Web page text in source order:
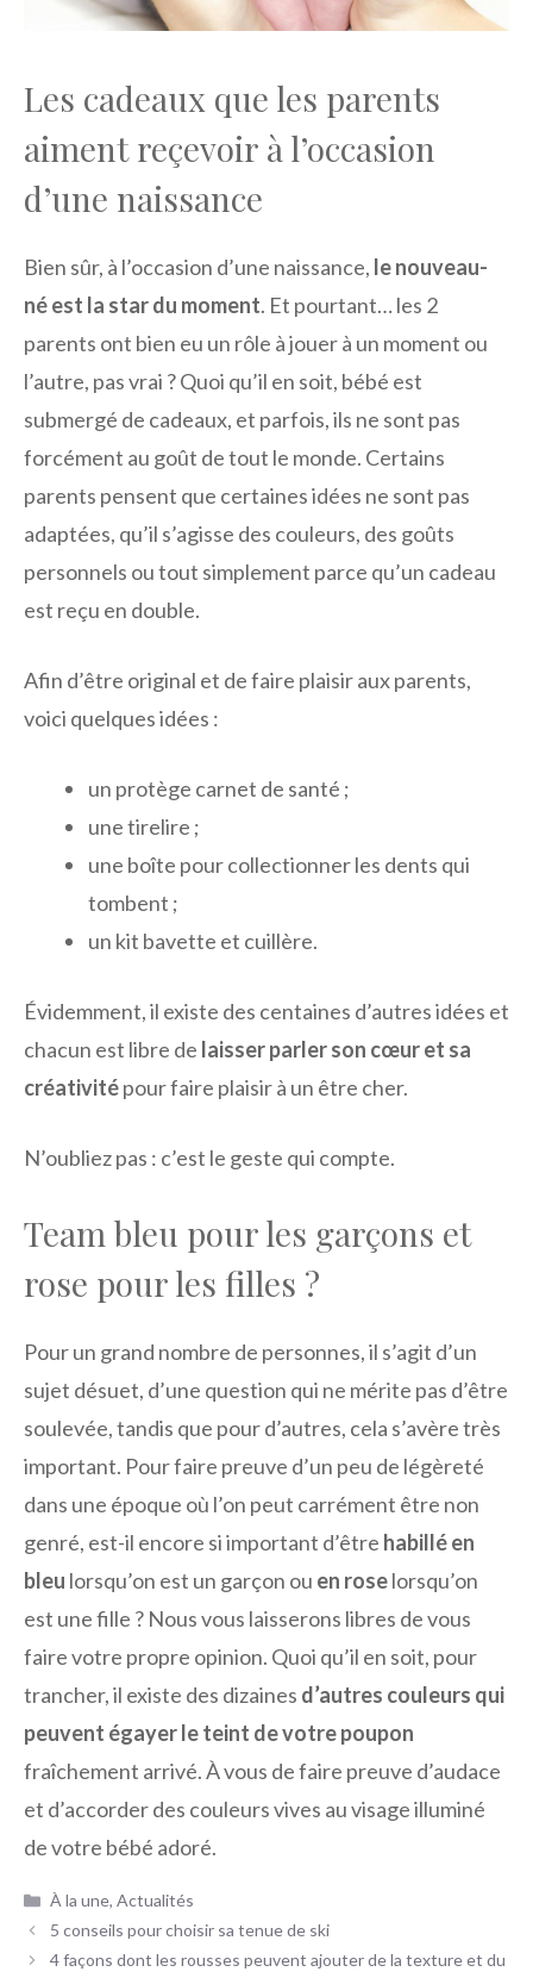
Les cadeaux que les parents
aiment reçevoir à l’occasion
d’une naissance
Bien sûr, à l’occasion d’une naissance, le nouveau-
né est la star du moment. Et pourtant… les 2
parents ont bien eu un rôle à jouer à un moment ou
l’autre, pas vrai ? Quoi qu’il en soit, bébé est
submergé de cadeaux, et parfois, ils ne sont pas
forcément au goût de tout le monde. Certains
parents pensent que certaines idées ne sont pas
adaptées, qu’il s’agisse des couleurs, des goûts
personnels ou tout simplement parce qu’un cadeau
est reçu en double.
Afin d’être original et de faire plaisir aux parents,
voici quelques idées :
un protège carnet de santé ;
une tirelire ;
une boîte pour collectionner les dents qui
tombent ;
un kit bavette et cuillère.
Évidemment, il existe des centaines d’autres idées et
chacun est libre de laisser parler son cœur et sa
créativitépour faire plaisir à un être cher.
N’oubliez pas : c’est le geste qui compte.
Team bleu pour les garçons et
rose pour les filles ?
Pour un grand nombre de personnes, il s’agit d’un
sujet désuet, d’une question qui ne mérite pas d’être
soulevée, tandis que pour d’autres, cela s’avère très
important. Pour faire preuve d’un peu de légèreté
dans une époque où l’on peut carrément être non
genré, est-il encore si important d’être habillé en
bleu lorsqu’on est un garçon ou en roselorsqu’on
est une fille ? Nous vous laisserons libres de vous
faire votre propre opinion. Quoi qu’il en soit, pour
trancher, il existe des dizaines d’autres couleurs qui
peuvent égayer le teint de votre poupon
fraîchement arrivé. À vous de faire preuve d’audace
et d’accorder des couleurs vives au visage illuminé
de votre bébé adoré.
Catégories
À la une,Actualités
5 conseils pour choisir sa tenue de ski
4 façons dont les rousses peuvent ajouter de la texture et du